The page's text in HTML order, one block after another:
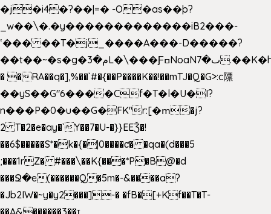
�j�i4�?��|=� -O�as��þ?
_w��\�.�y�������������iB2���-
ʽ��� ��T�j_����A���-D�����?
��t��~�s�g�م�3L�\���ƑߛNoaNٮ�7.��K�h8K�Ύ���haB��#��>�b�#�f�<��
� �RA��q�],%��`#�{��P����K��!��mTJ�Q�G>:c䧣
��yS��G"6����Cf�T�l�U�I?
n���P�0�u��G�FK"r:[�ՠ�j?
2 T�2�e�ay�`Y��7�U-�}}EEǮ�!
��6$�����S*�k�{�|0����ƈ� �qa�(d���5
;���1rZ� #���\��K{���*P�B@�d
���Ջ�e(������Q�5m�-&����a?
�Jb2IW�~y�y2���]-� �fB�[+Kf��T�T-
��A&������3��ɪ